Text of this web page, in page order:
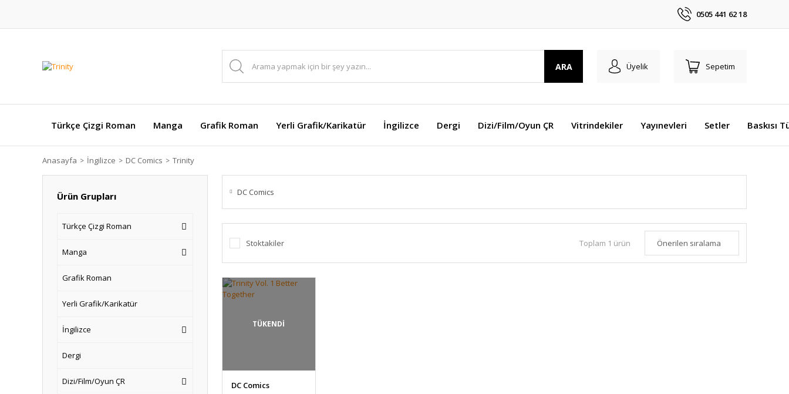
0505 441 62 18
ARA Üyelik Sepetim
Türkçe Çizgi Roman Manga Grafik Roman Yerli Grafik/Karikatür İngilizce Dergi Dizi/Film/Oyun ÇR Vitrindekiler Yayınevleri Setler Baskısı
Anasayfa İngilizce DC Comics Trinity
Ürün Grupları
Türkçe Çizgi Roman
Manga
Grafik Roman
Yerli Grafik/Karikatür
İngilizce
Dergi
Dizi/Film/Oyun ÇR
DC Comics
Stoktakiler Toplam 1 ürün
TÜKENDİ
DC Comics